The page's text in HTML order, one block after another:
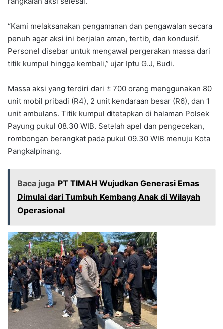
“Kami melaksanakan pengamanan dan pengawalan secara
penuh agar aksi ini berjalan aman, tertib, dan kondusif.
Personel disebar untuk mengawal pergerakan massa dari
titik kumpul hingga kembali,” ujar Iptu G.J, Budi.
Massa aksi yang terdiri dari ± 700 orang menggunakan 80
unit mobil pribadi (R4), 2 unit kendaraan besar (R6), dan 1
unit ambulans. Titik kumpul ditetapkan di halaman Polsek
Payung pukul 08.30 WIB. Setelah apel dan pengecekan,
rombongan berangkat pada pukul 09.30 WIB menuju Kota
Pangkalpinang.
Baca juga PT TIMAH Wujudkan Generasi Emas
Dimulai dari Tumbuh Kembang Anak di Wilayah
Operasional